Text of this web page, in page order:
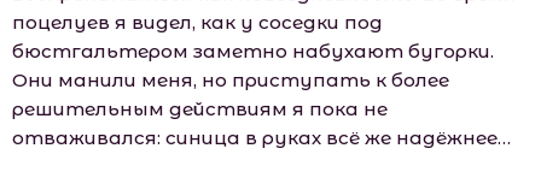
поцелуев я видел, как у соседки под
бюстгальтером заметно набухают бугорки.
Они манили меня, но приступать к более
решительным действиям я пока не
отваживался: синица в руках всё же надёжнее…